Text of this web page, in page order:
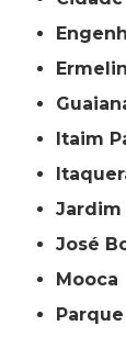
Itaim
José
Mooca